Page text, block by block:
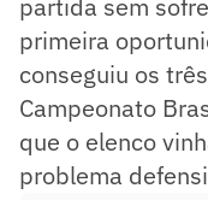
primeira
conseguiu os
Campeonato
que o elenco
problema